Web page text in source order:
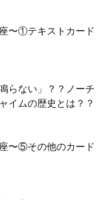
〜①テキストカード
らない」？？ノーチ
イムの歴史とは？？
〜⑤その他のカード